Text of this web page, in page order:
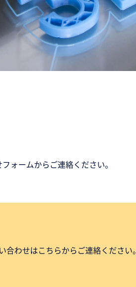
ォームからご連絡ください。
わせはこちらからご連絡ください。